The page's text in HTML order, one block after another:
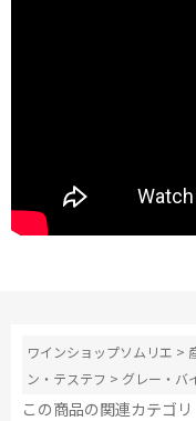
ワインショップソムリエ >
ン・テステフ > グレー・バ
この商品の関連カテゴリ